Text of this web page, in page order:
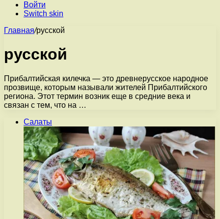
Войти
Switch skin
Главная/русской
русской
Прибалтийская килечка — это древнерусское народное
прозвище, которым называли жителей Прибалтийского
региона. Этот термин возник еще в средние века и
связан с тем, что на …
Салаты